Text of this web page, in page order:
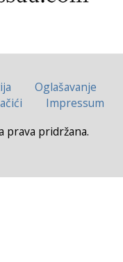
Oglašavanje
Impressum
prava pridržana.